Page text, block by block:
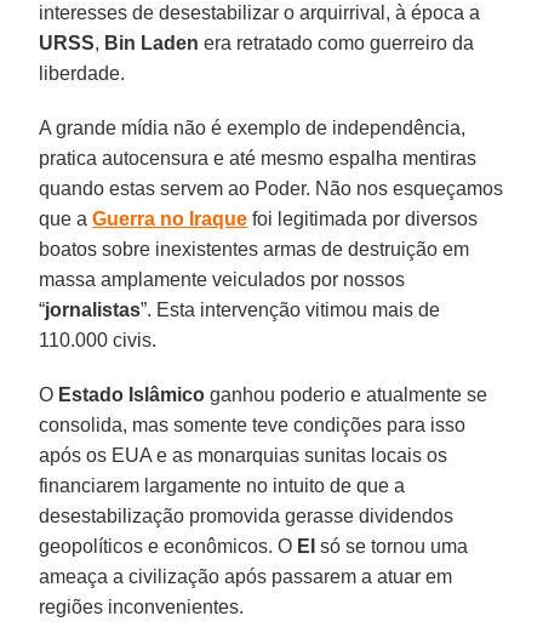
interesses de desestabilizar o arquirrival, à época a
URSS, Bin Laden era retratado como guerreiro da
liberdade.
A grande mídia não é exemplo de independência,
pratica autocensura e até mesmo espalha mentiras
quando estas servem ao Poder. Não nos esqueçamos
que aGuerra no Iraque foi legitimada por diversos
boatos sobre inexistentes armas de destruição em
massa amplamente veiculados por nossos
“jornalistas”. Esta intervenção vitimou mais de
110.000 civis.
O Estado Islâmico ganhou poderio e atualmente se
consolida, mas somente teve condições para isso
após os EUA e as monarquias sunitas locais os
financiarem largamente no intuito de que a
desestabilização promovida gerasse dividendos
geopolíticos e econômicos. O EI só se tornou uma
ameaça a civilização após passarem a atuar em
regiões inconvenientes.